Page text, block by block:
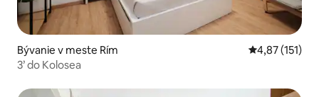
Bývanie v meste Rím Priemerné
4,87 (151)
3’ do Kolosea